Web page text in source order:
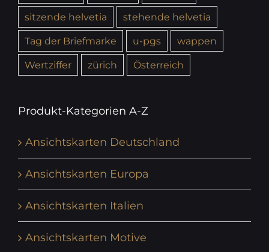
sitzende helvetia
stehende helvetia
Tag der Briefmarke
u-pgs
wappen
Wertziffer
zürich Österreich
Produkt-Kategorien A-Z
Ansichtskarten Deutschland
Ansichtskarten Europa
Ansichtskarten Italien
Ansichtskarten Motive